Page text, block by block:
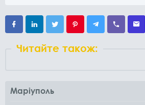
Читайте також:
Маріуполь